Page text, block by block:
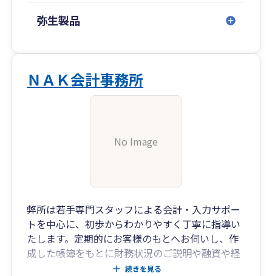
弥生製品
ＮＡＫ会計事務所
No Image
弊所は若手専門スタッフによる会計・入力サポー
トを中心に、初歩からわかりやすく丁寧に指導い
たします。定期的にお客様のもとへお伺いし、作
成した帳簿をもとに財務状況のご説明や融資や経
営に関するご相談をいたします。もちろん当事務
続きを見る